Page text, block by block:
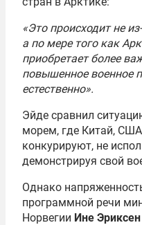
«Это происходит не
а по мере того как
приобретает более
повышенное военное
естественно».
Эйде сравнил
морем, где Китай,
конкурируют, не
демонстрируя свой
Однако
программной речи
Норвегии Ине